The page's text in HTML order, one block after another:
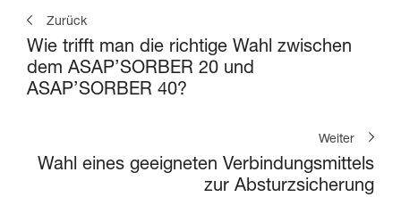
Zurück
Wie trifft man die richtige Wahl zwischen
dem ASAP’SORBER 20 und
ASAP’SORBER 40?
Weiter
Wahl eines geeigneten Verbindungsmittels
zur Absturzsicherung